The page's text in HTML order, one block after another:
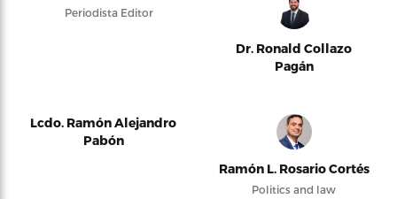
Periodista Editor
Dr. Ronald Collazo
Pagán
Lcdo. Ramón Alejandro
Pabón
Ramón L. Rosario Cortés
Politics and law